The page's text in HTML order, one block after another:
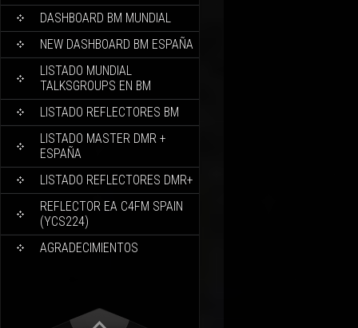
DASHBOARD BM MUNDIAL
NEW DASHBOARD BM ESPAÑA
LISTADO MUNDIAL
TALKSGROUPS EN BM
LISTADO REFLECTORES BM
LISTADO MASTER DMR +
ESPAÑA
LISTADO REFLECTORES DMR+
REFLECTOR EA C4FM SPAIN
(YCS224)
AGRADECIMIENTOS